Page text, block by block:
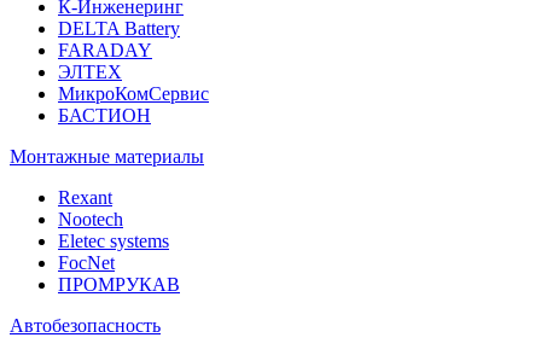
К-Инженеринг
DELTA Battery
FARADAY
ЭЛТЕХ
МикроКомСервис
БАСТИОН
Монтажные материалы
Rexant
Nootech
Eletec systems
FocNet
ПРОМРУКАВ
Автобезопасность